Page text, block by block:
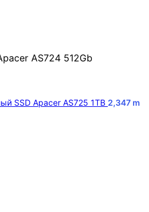
AS724 512Gb
SSD Apacer AS725 1TB 2,347 m